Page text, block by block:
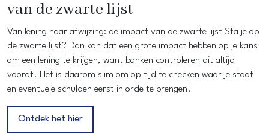
van de zwarte lijst
Van lening naar afwijzing: de impact van de zwarte lijst Sta je op
de zwarte lijst? Dan kan dat een grote impact hebben op je kans
om een lening te krijgen, want banken controleren dit altijd
vooraf. Het is daarom slim om op tijd te checken waar je staat
en eventuele schulden eerst in orde te brengen.
Ontdek het hier